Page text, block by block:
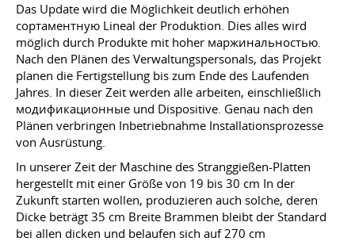
Das Update wird die Möglichkeit deutlich erhöhen
сортаментную Lineal der Produktion. Dies alles wird
möglich durch Produkte mit hoher маржинальностью.
Nach den Plänen des Verwaltungspersonals, das Projekt
planen die Fertigstellung bis zum Ende des Laufenden
Jahres. In dieser Zeit werden alle arbeiten, einschließlich
модификационные und Dispositive. Genau nach den
Plänen verbringen Inbetriebnahme Installationsprozesse
von Ausrüstung.
In unserer Zeit der Maschine des Stranggießen-Platten
hergestellt mit einer Größe von 19 bis 30 cm In der
Zukunft starten wollen, produzieren auch solche, deren
Dicke beträgt 35 cm Breite Brammen bleibt der Standard
bei allen dicken und belaufen sich auf 270 cm